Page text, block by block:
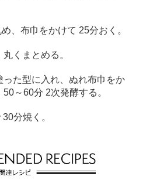
、布巾をかけて 25分おく。
くまとめる。
った型に入れ、ぬれ布巾をか
～60分 2次発酵する。
分焼く。